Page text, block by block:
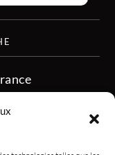
gmail.com